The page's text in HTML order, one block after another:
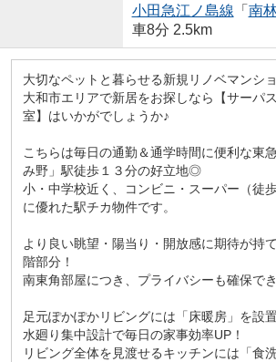
小田急江ノ島線 「 南
車8分 2.5km
大切なペットと暮らせる新規リノベマンシ
大和市エリアで新居をお探しなら【サー
室】はいかがでしょうか♪
こちらは毎日の通勤＆通学時間に便利な東
み野」駅徒歩１３分の好立地◎
小・中学校近く、コンビニ・スーパー（徒
に優れた駅チカ物件です。
より良い眺望・陽当り・開放感に期待が持
階部分！
南東角部屋につき、プライバシーも確保でき
足元ぽかぽかリビングには「床暖房」を設置
水廻り集中設計で毎日の家事効率UP！
リビング全体を見渡せるキッチンには「食